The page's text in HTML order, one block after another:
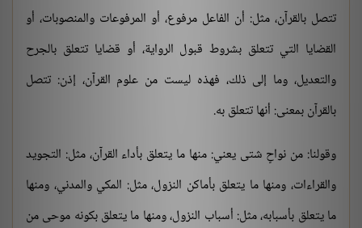
تتصل بالقرآن، مثل: أن الفاعل مرفوع، أو المرفوعات والمنصوبات، أو
القضايا التي تتعلق بشروط قبول الرواية، أو قضايا تتعلق بالجرح
والتعديل، وما إلى ذلك، فهذه ليست من علوم القرآن، إذن: تتصل
بالقرآن بمعنى: أنها تتعلق به.
وقولنا: من نواحٍ شتى يعني: منها ما يتعلق بأداء القرآن، مثل: التجويد
والقراءات، ومنها ما يتعلق بأماكن النزول، مثل: المكي والمدني، ومنها
ما يتعلق بأسبابه، مثل: أسباب النزول، ومنها ما يتعلق بكونه موحى من